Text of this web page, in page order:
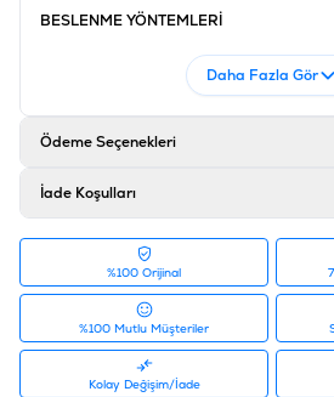
BESLENME YÖNTEMLERİ
6-9 Ay 3 pk
12 Ay 3,5 pk
Barkod
Tedarikçi Ürün Kodu
: P0031
Daha Fazla Gör
Ödeme Seçenekleri
İade Koşulları
%100 Orijinal
%100 Mutlu Müşteriler
Kolay Değişim/İade